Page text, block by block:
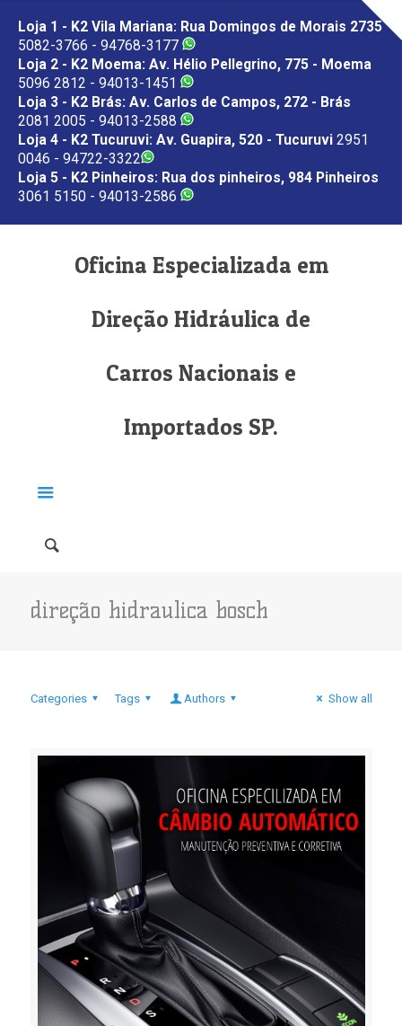
Loja 1 - K2 Vila Mariana: Rua Domingos de Morais 2735
5082-3766 - 94768-3177
Loja 2 - K2 Moema: Av. Hélio Pellegrino, 775 - Moema
5096 2812 - 94013-1451
Loja 3 - K2 Brás: Av. Carlos de Campos, 272 - Brás
2081 2005 - 94013-2588
Loja 4 - K2 Tucuruvi: Av. Guapira, 520 - Tucuruvi 2951
0046 - 94722-3322
Loja 5 - K2 Pinheiros: Rua dos pinheiros, 984 Pinheiros
3061 5150 - 94013-2586
Oficina Especializada em
Direção Hidráulica de
Carros Nacionais e
Importados SP.
direção hidraulica bosch
Categories Tags Authors Show all